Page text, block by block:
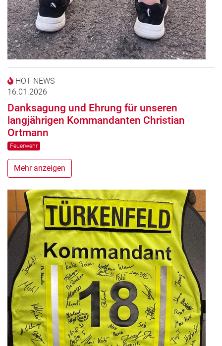
HOT NEWS
16.01.2026
Danksagung und Ehrung für unseren
langjährigen Kommandanten Christian
Ortmann
Feuerwehr
Mehr anzeigen